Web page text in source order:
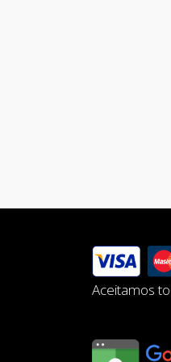
Aceitamos